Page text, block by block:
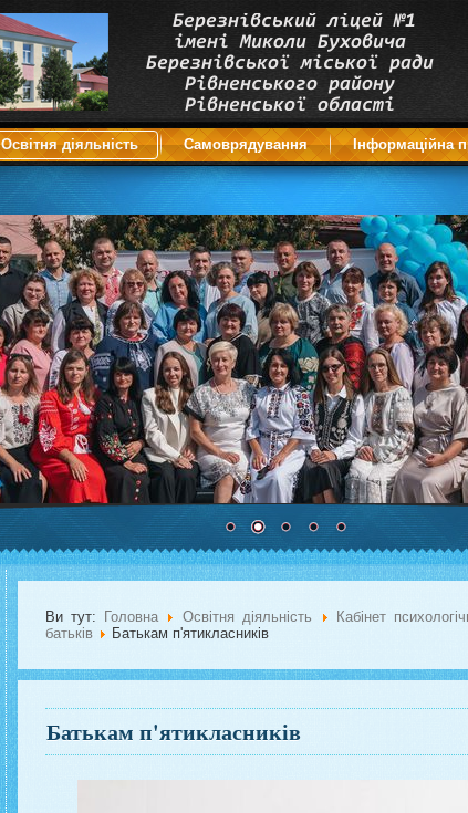
Освітня діяльність Самоврядування Інформаційна
Ви тут: Головна Освітня діяльність Кабінет
батьків
Батькам п'ятикласників
Батькам п'ятикласників